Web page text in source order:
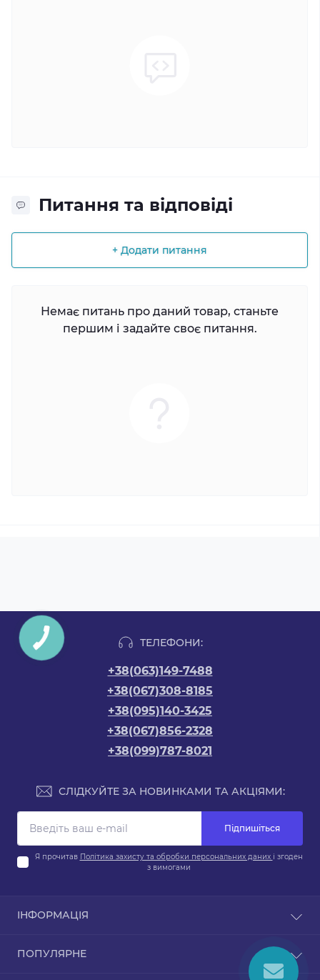
Питання та відповіді
+ Додати питання
Немає питань про даний товар, станьте
першим і задайте своє питання.
ТЕЛЕФОНИ:
+38(063)149-7488
+38(067)308-8185
+38(095)140-3425
+38(067)856-2328
+38(099)787-8021
СЛІДКУЙТЕ ЗА НОВИНКАМИ ТА АКЦІЯМИ:
Підпишіться
Я прочитав Політика захисту та обробки персональних даних і згоден
з вимогами
ІНФОРМАЦІЯ
Доставка та оплата
ПОПУЛЯРНЕ